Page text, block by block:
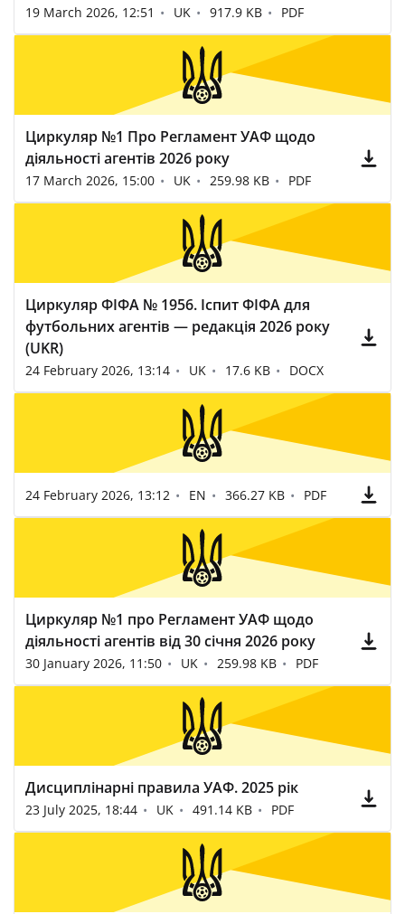
19 March 2026, 12:51 UK 917.9 KB PDF
Циркуляр №1 Про Регламент УАФ щодо
діяльності агентів 2026 року
17 March 2026, 15:00 UK 259.98 KB PDF
Циркуляр ФІФА № 1956. Іспит ФІФА для
футбольних агентів — редакція 2026 року
(UKR)
24 February 2026, 13:14 UK 17.6 KB DOCX
24 February 2026, 13:12 EN 366.27 KB PDF
Циркуляр №1 про Регламент УАФ щодо
діяльності агентів від 30 січня 2026 року
30 January 2026, 11:50 UK 259.98 KB PDF
Дисциплінарні правила УАФ. 2025 рік
23 July 2025, 18:44 UK 491.14 KB PDF